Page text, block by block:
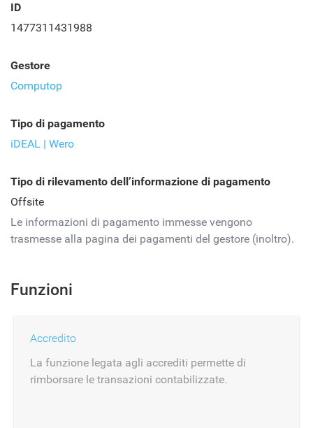
ID
1477311431988
Gestore
Computop
Tipo di pagamento
iDEAL | Wero
Tipo di rilevamento dell’informazione di pagamento
Offsite
Le informazioni di pagamento immesse vengono
trasmesse alla pagina dei pagamenti del gestore (inoltro).
Funzioni
Accredito
La funzione legata agli accrediti permette di
rimborsare le transazioni contabilizzate.